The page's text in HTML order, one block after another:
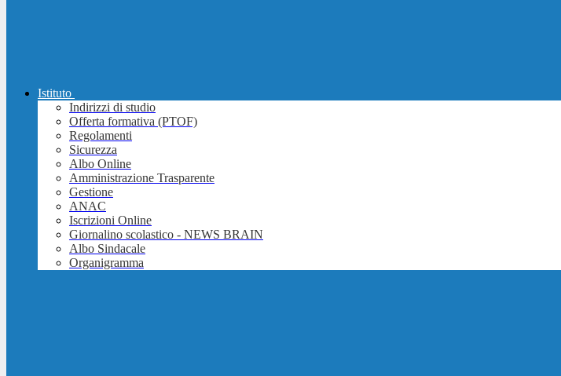
Istituto
Indirizzi di studio
Offerta formativa (PTOF)
Regolamenti
Sicurezza
Albo Online
Amministrazione Trasparente
Gestione
ANAC
Iscrizioni Online
Giornalino scolastico - NEWS BRAIN
Albo Sindacale
Organigramma